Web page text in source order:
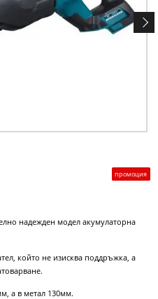
промоция
надежден модел акумулаторна
който не изисква поддръжка, а
а в метал 130мм.